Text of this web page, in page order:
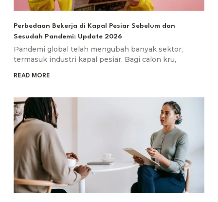
Perbedaan Bekerja di Kapal Pesiar Sebelum dan
Sesudah Pandemi: Update 2026
Pandemi global telah mengubah banyak sektor,
termasuk industri kapal pesiar. Bagi calon kru,
READ MORE